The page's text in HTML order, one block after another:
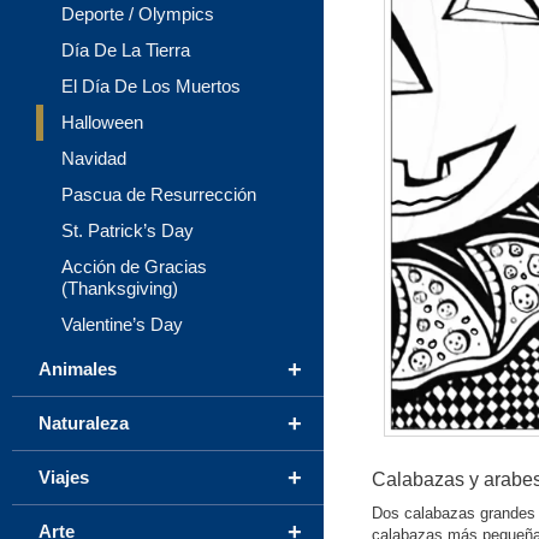
Calabazas y
Dos calabazas
calabazas más
Deporte / Olympics
Día De La Tierra
El Día De Los Muertos
Halloween
Navidad
Pascua de Resurrección
St. Patrick’s Day
Acción de Gracias
(Thanksgiving)
Valentine’s Day
+
Animales
+
Naturaleza
+
Viajes
+
Arte